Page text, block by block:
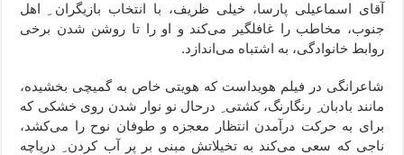
آقای اسماعیلی پارسا، خیلی ظریف، با انتخاب بازیگران ِ اهل
جنوب، مخاطب را غافلگیر می‌کند و او را تا روشن شدن برخی
روابط خانوادگی، به اشتباه می‌اندازد.
شاعرانگی در فیلم هویداست که هویتی خاص به گمیچی بخشیده،
مانند بادبان ِ رنگارنگ، کشتی ِ درحال نو نوار شدن روی خشکی که
برای به حرکت درآمدن انتظار معجزه و طوفان نوح را می‌کشد،
ناجی که سعی می‌کند به تخیلاتش مبنی بر پر آب کردن ِ دریاچه